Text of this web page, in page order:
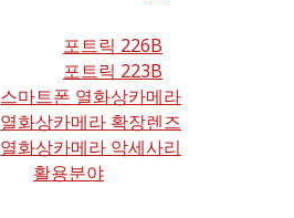
포트릭 226B
포트릭 223B
스마트폰 열화상카메라
열화상카메라 확장렌즈
열화상카메라 악세사리
활용분야